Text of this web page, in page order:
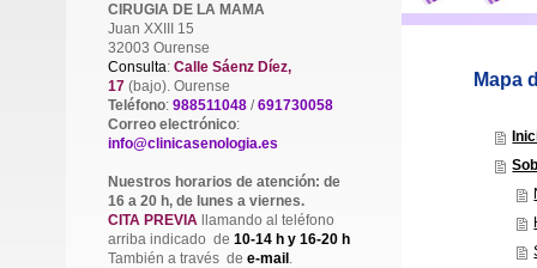
CIRUGIA DE LA MAMA
Juan XXIII 15
32003 Ourense
Consulta: Calle Sáenz Díez,
17 (bajo). Ourense
Teléfono: 988511048 / 691730058
Correo electrónico:
info@clinicasenologia.es
Nuestros horarios de atención: de
16 a 20 h, de lunes a viernes.
CITA PREVIA llamando al teléfono
arriba indicado de 10-14 h y 16-20 h
También a través de e-mail .
Mapa